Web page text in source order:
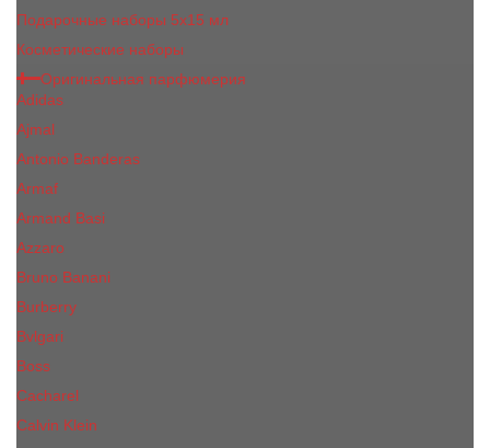
Подарочные наборы 5x15 мл
Косметические наборы
Оригинальная парфюмерия
Adidas
Ajmal
Antonio Banderas
Armaf
Armand Basi
Azzaro
Bruno Banani
Burberry
Bvlgari
Boss
Cacharel
Calvin Klein